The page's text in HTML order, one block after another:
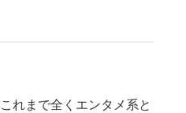
れまで全くエンタメ系と